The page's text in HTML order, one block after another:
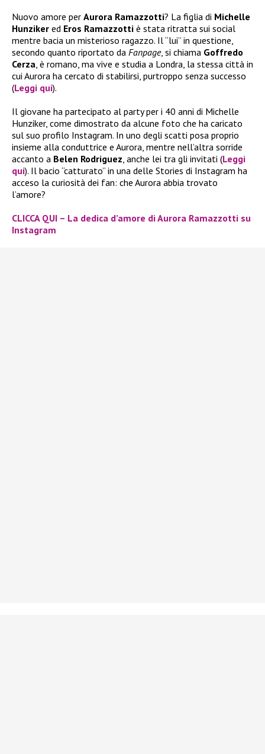
Nuovo amore per Aurora Ramazzotti? La figlia di Michelle
Hunziker ed Eros Ramazzotti è stata ritratta sui social
mentre bacia un misterioso ragazzo. Il “lui” in questione,
secondo quanto riportato da Fanpage, si chiama Goffredo
Cerza , è romano, ma vive e studia a Londra, la stessa città in
cui Aurora ha cercato di stabilirsi, purtroppo senza successo
(Leggi qui).
Il giovane ha partecipato al party per i 40 anni di Michelle
Hunziker, come dimostrato da alcune foto che ha caricato
sul suo profilo Instagram. In uno degli scatti posa proprio
insieme alla conduttrice e Aurora, mentre nell’altra sorride
accanto a Belen Rodriguez , anche lei tra gli invitati (Leggi
qui). Il bacio “catturato” in una delle Stories di Instagram ha
acceso la curiosità dei fan: che Aurora abbia trovato
l’amore?
CLICCA QUI – La dedica d’amore di Aurora Ramazzotti su
Instagram